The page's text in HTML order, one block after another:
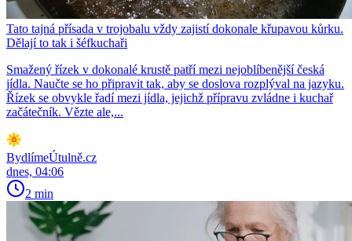
Tato tajná přísada v trojobalu vždy zajistí dokonale křupavou kůrku.
Dělají to tak i šéfkuchaři
Smažený řízek v dokonalé krustě patří mezi nejoblíbenější česká
jídla. Naučte se ho připravit tak, aby se doslova rozplýval na jazyku.
Řízek se obvykle řadí mezi jídla, jejichž přípravu zvládne i kuchař
začátečník. Vězte ale,...
BydlímeÚtulně.cz
dnes, 04:06
2 min